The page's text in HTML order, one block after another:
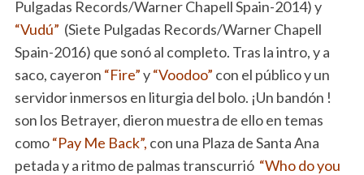
Pulgadas Records/Warner Chapell Spain-2014) y
“Vudú” (Siete Pulgadas Records/Warner Chapell
Spain-2016) que sonó al completo. Tras la intro, y a
saco, cayeron “Fire”y“Voodoo” con el público y un
servidor inmersos en liturgia del bolo. ¡Un bandón !
son los Betrayer, dieron muestra de ello en temas
como“Pay Me Back”, con una Plaza de Santa Ana
petada y a ritmo de palmas transcurrió “Who do you